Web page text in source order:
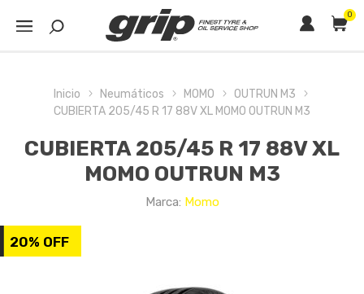
0
Inicio Neumáticos MOMO
OUTRUN M3
CUBIERTA 205/45 R 17 88V XL MOMO OUTRUN M3
CUBIERTA 205/45 R 17 88V XL
MOMO OUTRUN M3
Marca: Momo
20% OFF